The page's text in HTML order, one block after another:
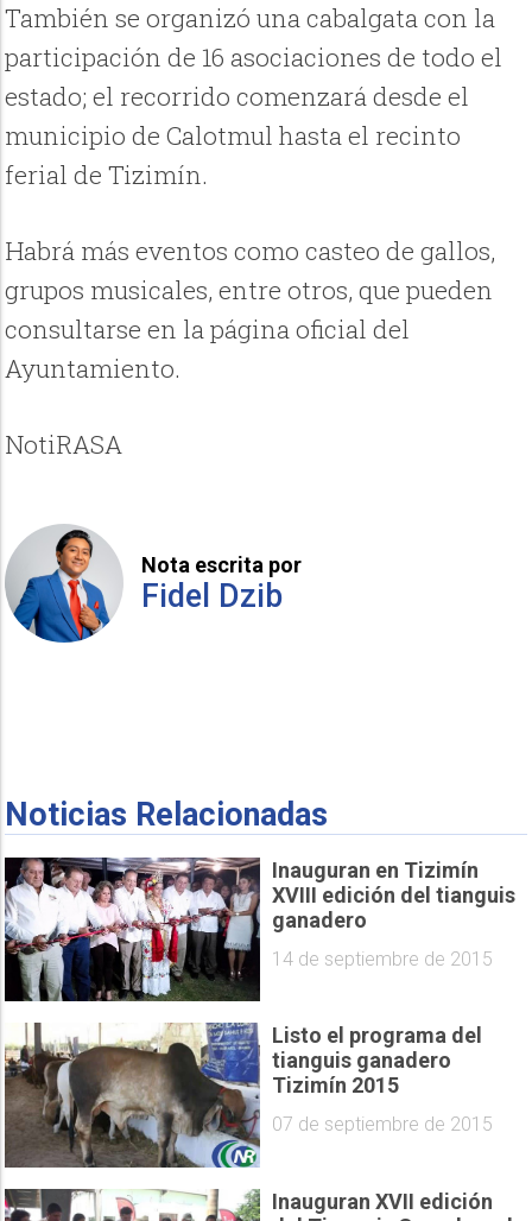
También se organizó una cabalgata con la
participación de 16 asociaciones de todo el
estado; el recorrido comenzará desde el
municipio de Calotmul hasta el recinto
ferial de Tizimín.
Habrá más eventos como casteo de gallos,
grupos musicales, entre otros, que pueden
consultarse en la página oficial del
Ayuntamiento.
NotiRASA
Nota escrita por
Fidel Dzib
Noticias Relacionadas
Inauguran en Tizimín
XVIII edición del tianguis
ganadero
14 de septiembre de 2015
Listo el programa del
tianguis ganadero
Tizimín 2015
07 de septiembre de 2015
Inauguran XVII edición